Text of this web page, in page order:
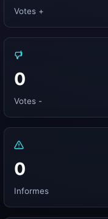
Votes +
0
Votes -
0
Informes